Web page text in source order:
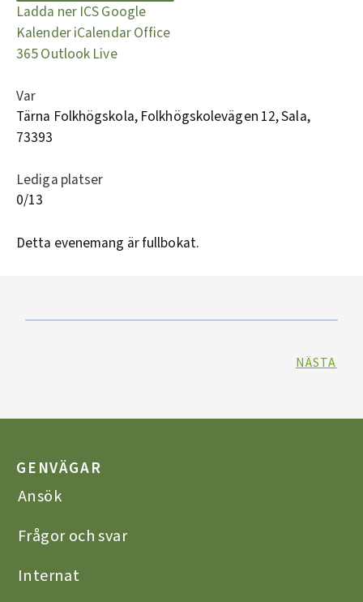
Ladda ner ICSGoogle
KalenderiCalendarOffice
365Outlook Live
Var
Tärna Folkhögskola, Folkhögskolevägen 12, Sala,
73393
Lediga platser
0/13
Detta evenemang är fullbokat.
NÄSTA
GENVÄGAR
Ansök
Frågor och svar
Internat